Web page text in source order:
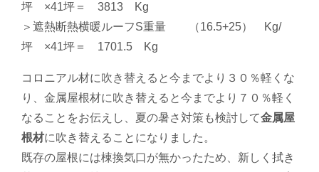
坪 ×41坪＝ 3813 Kg
＞遮熱断熱横暖ルーフS重量 （16.5+25） Kg/
坪 ×41坪＝ 1701.5 Kg
コロニアル材に吹き替えると今までより３０％軽くな
り、金属屋根材に吹き替えると今までより７０％軽く
なることをお伝えし、夏の暑さ対策も検討して金属屋
根材に吹き替えることになりました。
既存の屋根には棟換気口が無かったため、新しく拭き